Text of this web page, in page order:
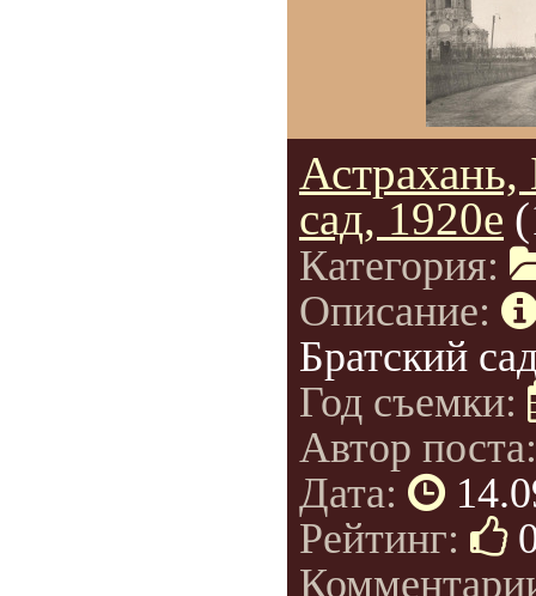
Астрахань,
сад, 1920е
Категория:
Описание:
Братский
Год съемки:
Автор
Дата:
Рейтинг: